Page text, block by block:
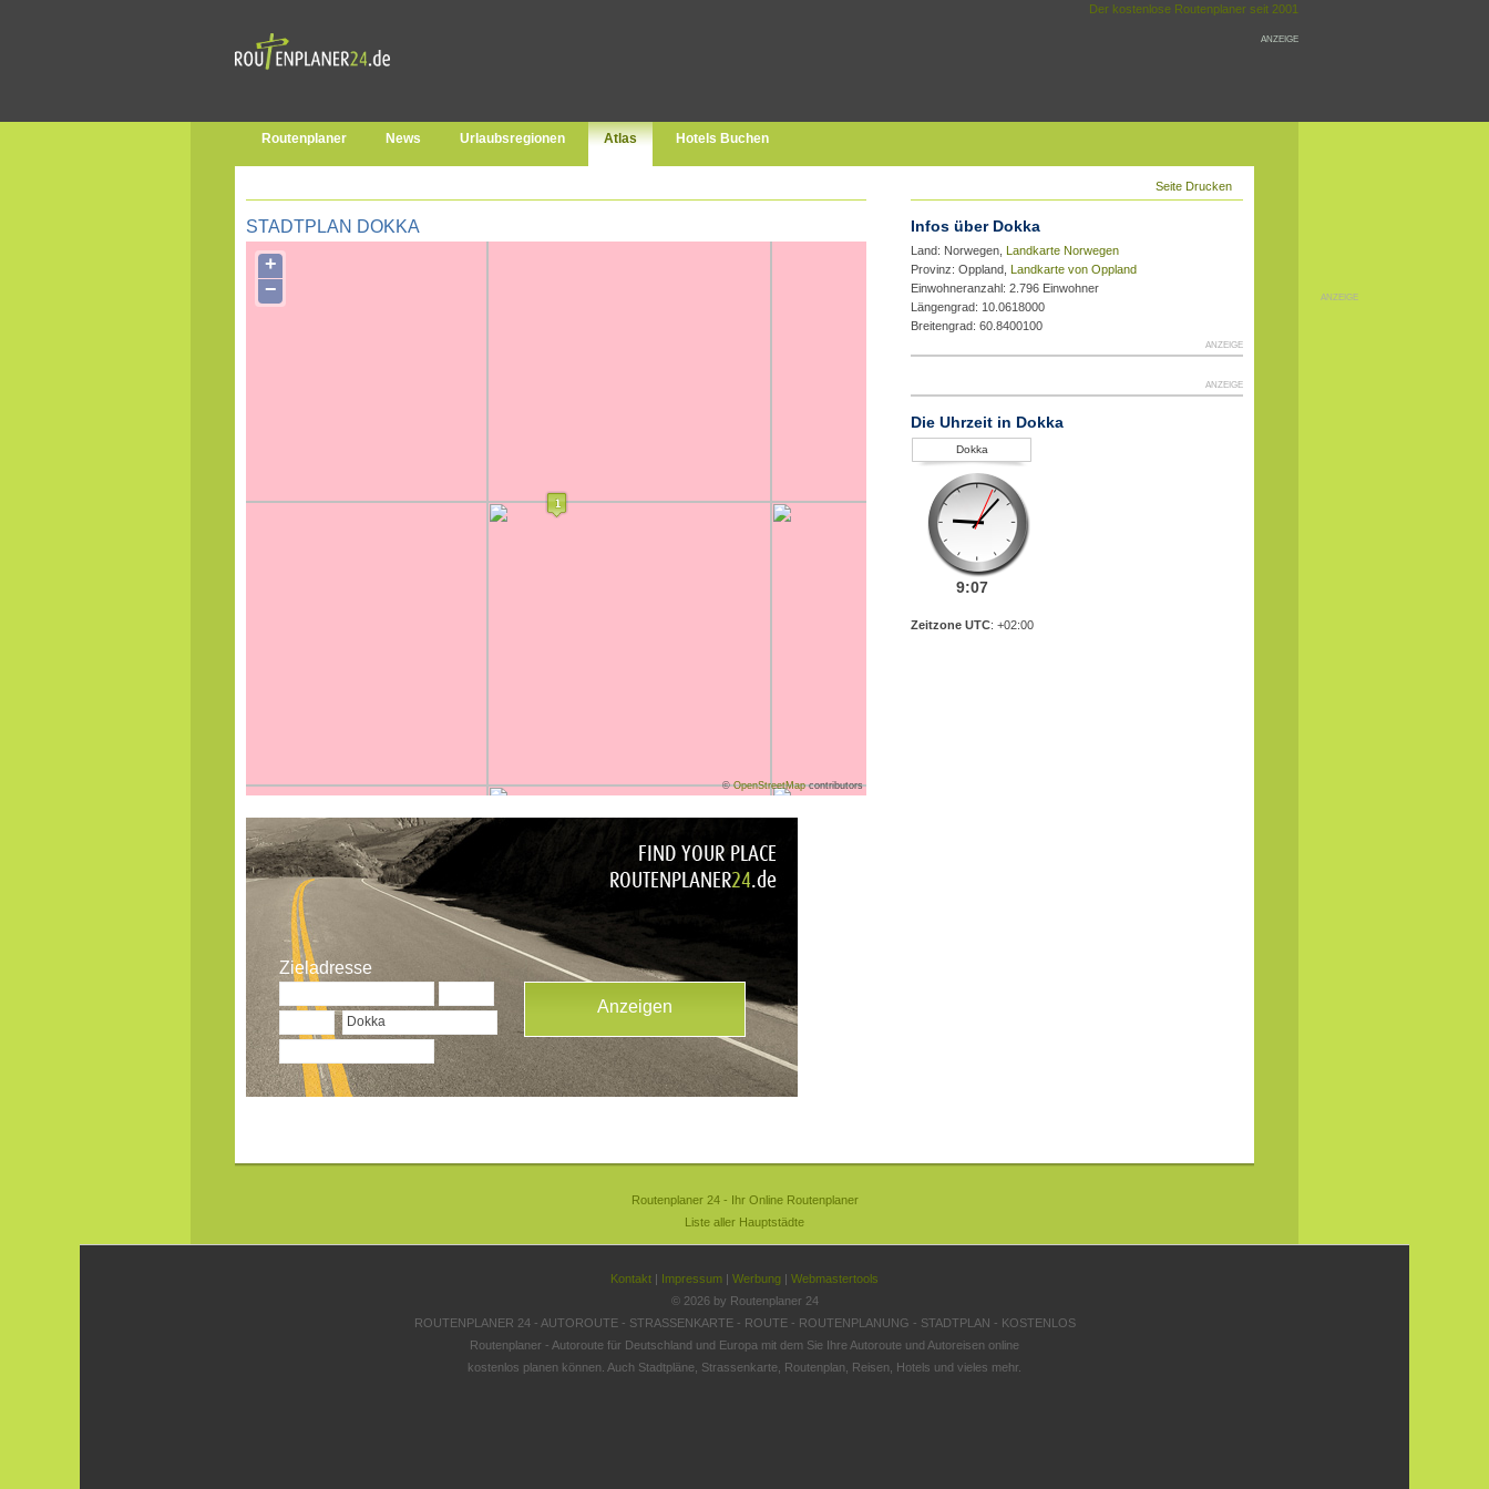
Der kostenlose Routenplaner seit 2001
ANZEIGE
ANZEIGE
Routenplaner News Urlaubsregionen Atlas Hotels Buchen
Seite Drucken
STADTPLAN DOKKA
+
−
©OpenStreetMapcontributors
Zieladresse
Infos über Dokka
Land: Norwegen, Landkarte Norwegen
Provinz: Oppland, Landkarte von Oppland
Einwohneranzahl: 2.796 Einwohner
Längengrad: 10.0618000
Breitengrad: 60.8400100
ANZEIGE
ANZEIGE
Die Uhrzeit in Dokka
Dokka
9:07
Zeitzone UTC: +02:00
Routenplaner 24 - Ihr Online Routenplaner
Liste aller Hauptstädte
Kontakt | Impressum | Werbung | Webmastertools
© 2026 by Routenplaner 24
ROUTENPLANER 24 - AUTOROUTE - STRASSENKARTE - ROUTE - ROUTENPLANUNG - STADTPLAN - KOSTENLOS
Routenplaner - Autoroute für Deutschland und Europa mit dem Sie Ihre Autoroute und Autoreisen online
kostenlos planen können. Auch Stadtpläne, Strassenkarte, Routenplan, Reisen, Hotels und vieles mehr.